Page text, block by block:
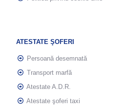
ATESTATE ŞOFERI
Persoană desemnată
Transport marfă
Atestate A.D.R.
Atestate şoferi taxi